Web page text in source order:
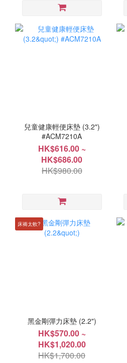
兒童健康輕便床墊 (3.2")
#ACM7210A
HK$616.00 ~
HK$686.00
HK$980.00
床褥太軟?
黑金剛彈力床墊 (2.2")
HK$570.00 ~
HK$1,020.00
HK$1,700.00